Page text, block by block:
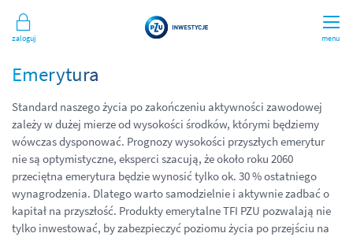
menu
Zaloguj
Emerytura
Standard naszego życia po zakończeniu aktywności zawodowej
zależy w dużej mierze od wysokości środków, którymi będziemy
wówczas dysponować. Prognozy wysokości przyszłych emerytur
nie są optymistyczne, eksperci szacują, że około roku 2060
przeciętna emerytura będzie wynosić tylko ok. 30 % ostatniego
wynagrodzenia. Dlatego warto samodzielnie i aktywnie zadbać o
kapitał na przyszłość. Produkty emerytalne TFI PZU pozwalają nie
tylko inwestować, by zabezpieczyć poziomu życia po przejściu na